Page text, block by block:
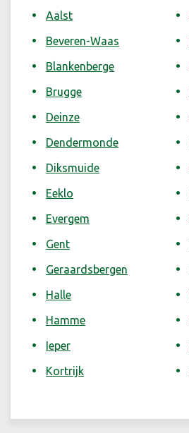
Aalst
Beveren-Waas
Blankenberge
Brugge
Deinze
Dendermonde
Diksmuide
Eeklo
Evergem
Gent
Geraardsbergen
Halle
Hamme
Ieper
Kortrijk